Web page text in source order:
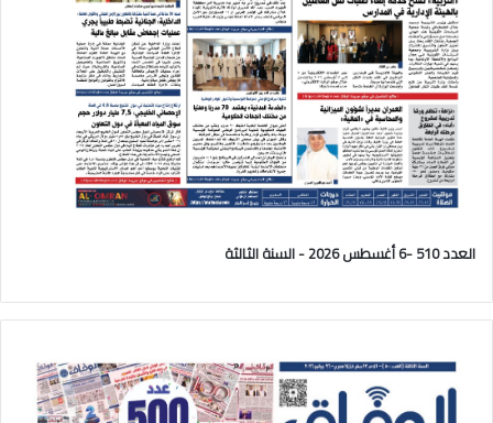
العدد 510 -6 أغسطس 2026 - السنة الثالثة